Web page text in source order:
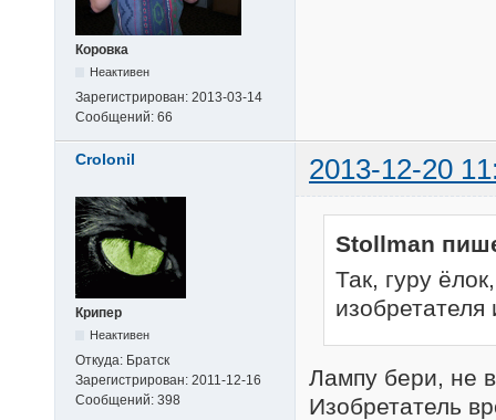
Коровка
Неактивен
Зарегистрирован: 2013-03-14
Сообщений: 66
Crolonil 2013-12-20
Крипер
Неактивен
Откуда: Братск
Зарегистрирован: 2011-12-16
Сообщений: 398
Stollman
Так, гуру
Лампу бери, не
Изобретатель